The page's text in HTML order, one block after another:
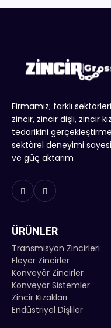
Firmamız; farklı
zincir, zincir dişli, zincir
tedarikini
sektörel deneyimi
ve güç aktarım
ÜRÜNLER
Transmisyon Zincirleri
Fleyer Zincirler
Konveyör Zincirler
Konveyör Sistemler
Zincir Kızakları
Endüstriyel Dişliler